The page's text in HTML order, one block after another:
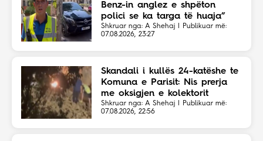
Benz-in anglez e shpëton
polici se ka targa të huaja”
Shkruar nga: A Shehaj | Publikuar më:
07.08.2026, 23:27
Skandali i kullës 24-katëshe te
Komuna e Parisit: Nis prerja
me oksigjen e kolektorit
magjistral në fshehtësi
Shkruar nga: A Shehaj | Publikuar më:
07.08.2026, 22:56